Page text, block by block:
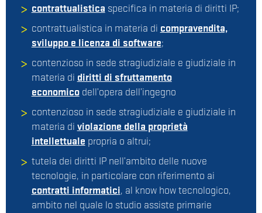
contrattualistica specifica in materia di diritti IP;
contrattualistica in materia di compravendita,
sviluppo e licenza di software;
contenzioso in sede stragiudiziale e giudiziale in
materia di diritti di sfruttamento
economicodell’opera dell’ingegno
contenzioso in sede stragiudiziale e giudiziale in
materia di violazione della proprietà
intellettuale propria o altrui;
tutela dei diritti IP nell’ambito delle nuove
tecnologie, in particolare con riferimento ai
contratti informatici, al know how tecnologico,
ambito nel quale lo studio assiste primarie